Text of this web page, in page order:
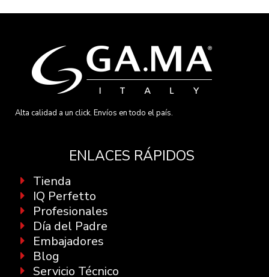
Alta calidad a un click. Envíos en todo el país.
ENLACES RÁPIDOS
Tienda
IQ Perfetto
Profesionales
Día del Padre
Embajadores
Blog
Servicio Técnico